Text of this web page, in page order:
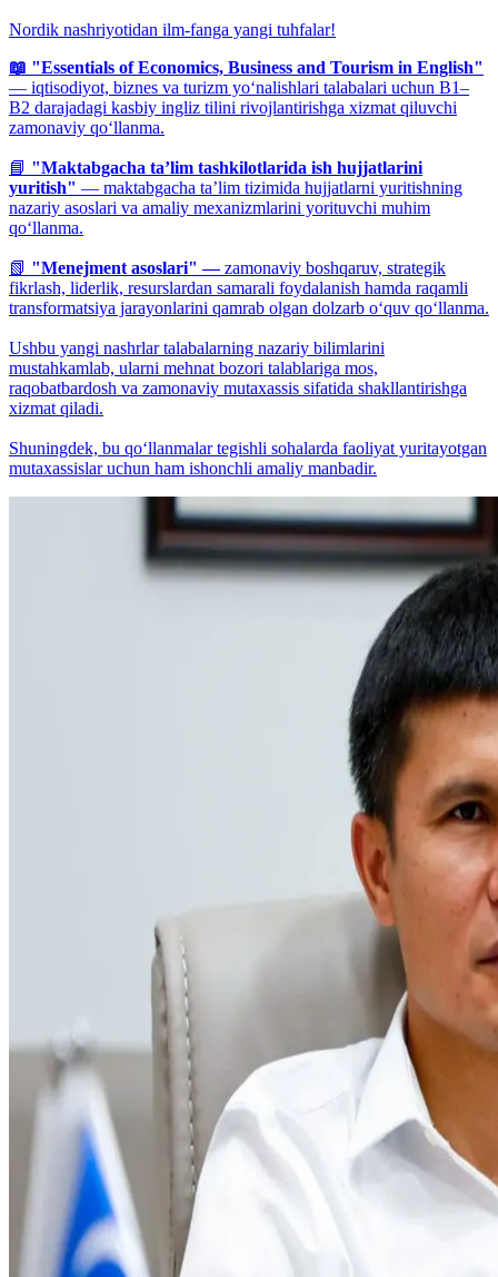
Nordik nashriyotidan ilm-fanga yangi tuhfalar!
📖 "Essentials of Economics, Business and Tourism in English"
— iqtisodiyot, biznes va turizm yo‘nalishlari talabalari uchun B1–
B2 darajadagi kasbiy ingliz tilini rivojlantirishga xizmat qiluvchi
zamonaviy qo‘llanma.
📘 "Maktabgacha ta’lim tashkilotlarida ish hujjatlarini
yuritish" — maktabgacha ta’lim tizimida hujjatlarni yuritishning
nazariy asoslari va amaliy mexanizmlarini yorituvchi muhim
qo‘llanma.
📗 "Menejment asoslari" —zamonaviy boshqaruv, strategik
fikrlash, liderlik, resurslardan samarali foydalanish hamda raqamli
transformatsiya jarayonlarini qamrab olgan dolzarb o‘quv qo‘llanma.
Ushbu yangi nashrlar talabalarning nazariy bilimlarini
mustahkamlab, ularni mehnat bozori talablariga mos,
raqobatbardosh va zamonaviy mutaxassis sifatida shakllantirishga
xizmat qiladi.
Shuningdek, bu qo‘llanmalar tegishli sohalarda faoliyat yuritayotgan
mutaxassislar uchun ham ishonchli amaliy manbadir.